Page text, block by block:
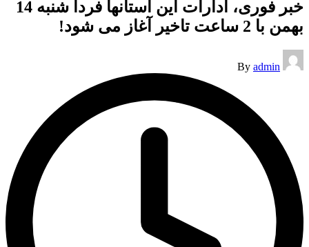
خبر فوری، ادارات این استانها فردا شنبه 14
بهمن با 2 ساعت تاخیر آغاز می شود!
Posted
by
By admin